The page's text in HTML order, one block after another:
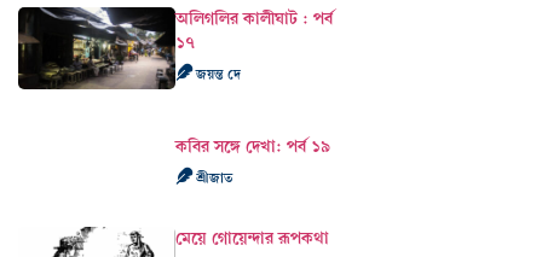
অলিগলির কালীঘাট : পর্ব
১৭
জয়ন্ত দে
কবির সঙ্গে দেখা: পর্ব ১৯
শ্রীজাত
মেয়ে গোয়েন্দার রূপকথা